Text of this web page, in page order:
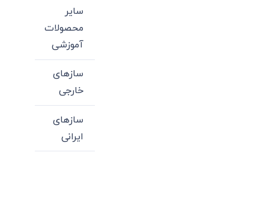
سایر
محصولات
آموزشی
سازهای
خارجی
سازهای
ایرانی